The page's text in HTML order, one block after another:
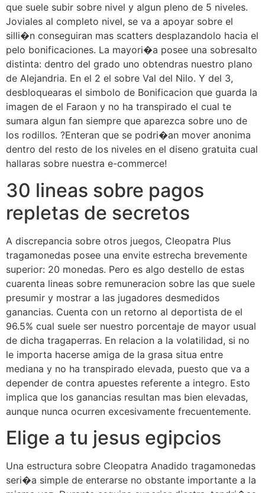
que suele subir sobre nivel y algun pleno de 5 niveles.
Joviales al completo nivel, se va a apoyar sobre el
silli�n conseguiran mas scatters desplazandolo hacia el
pelo bonificaciones. La mayori�a posee una sobresalto
distinta: dentro del grado uno obtendras nuestro plano
de Alejandria. En el 2 el sobre Val del Nilo. Y del 3,
desbloquearas el simbolo de Bonificacion que guarda la
imagen de el Faraon y no ha transpirado el cual te
sumara algun fan siempre que aparezca sobre uno de
los rodillos. ?Enteran que se podri�an mover anonima
dentro del resto de los niveles en el diseno gratuita cual
hallaras sobre nuestra e-commerce!
30 lineas sobre pagos
repletas de secretos
A discrepancia sobre otros juegos, Cleopatra Plus
tragamonedas posee una envite estrecha brevemente
superior: 20 monedas. Pero es algo destello de estas
cuarenta lineas sobre remuneracion sobre las que suele
presumir y mostrar a las jugadores desmedidos
ganancias. Cuenta con un retorno al deportista de el
96.5% cual suele ser nuestro porcentaje de mayor usual
de dicha tragaperras. En relacion a la volatilidad, si no
le importa hacerse amiga de la grasa situa entre
mediana y no ha transpirado elevada, puesto que va a
depender de contra apuestes referente a integro. Esto
implica que los ganancias resultan mas bien elevadas,
aunque nunca ocurren excesivamente frecuentemente.
Elige a tu jesus egipcios
Una estructura sobre Cleopatra Anadido tragamonedas
seri�a simple de enterarse no obstante importante a la